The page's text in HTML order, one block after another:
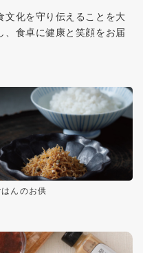
文化を守り伝えることを大
、食卓に健康と笑顔をお届
はんのお供